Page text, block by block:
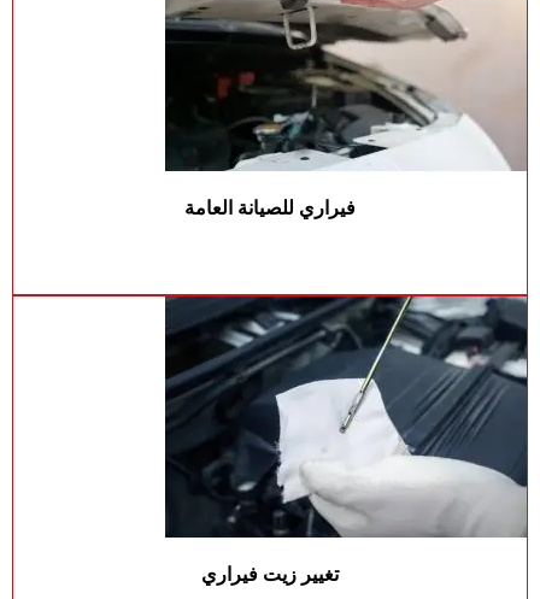
فيراري للصيانة العامة
تغيير زيت فيراري